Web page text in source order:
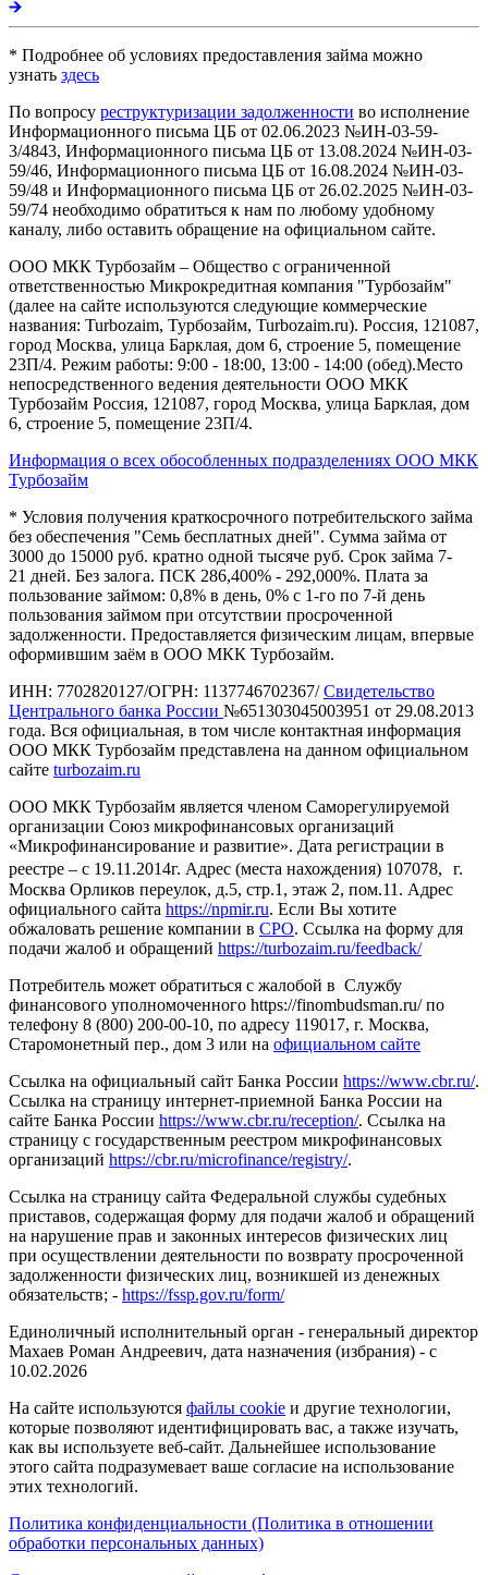
* Подробнее об условиях предоставления займа можно
узнать здесь
По вопросу реструктуризации задолженности во исполнение
Информационного письма ЦБ от 02.06.2023 №ИН-03-59-
3/4843, Информационного письма ЦБ от 13.08.2024 №ИН-03-
59/46, Информационного письма ЦБ от 16.08.2024 №ИН-03-
59/48 и Информационного письма ЦБ от 26.02.2025 №ИН-03-
59/74 необходимо обратиться к нам по любому удобному
каналу, либо оставить обращение на официальном сайте.
ООО МКК Турбозайм – Общество с ограниченной
ответственностью Микрокредитная компания "Турбозайм"
(далее на сайте используются следующие коммерческие
названия: Turbozaim, Турбозайм, Turbozaim.ru). Россия, 121087,
город Москва, улица Барклая, дом 6, строение 5, помещение
23П/4. Режим работы: 9:00 - 18:00, 13:00 - 14:00 (обед).Место
непосредственного ведения деятельности ООО МКК
Турбозайм Россия, 121087, город Москва, улица Барклая, дом
6, строение 5, помещение 23П/4.
Информация о всех обособленных подразделениях ООО МКК
Турбозайм
* Условия получения краткосрочного потребительского займа
без обеспечения "Семь бесплатных дней". Сумма займа от
3000 до 15000 руб. кратно одной тысяче руб. Срок займа 7-
21 дней. Без залога. ПСК 286,400% - 292,000%. Плата за
пользование займом: 0,8% в день, 0% с 1-го по 7-й день
пользования займом при отсутствии просроченной
задолженности. Предоставляется физическим лицам, впервые
оформившим заём в ООО МКК Турбозайм.
ИНН: 7702820127/ОГРН: 1137746702367/Свидетельство
Центрального банка России №651303045003951 от 29.08.2013
года. Вся официальная, в том числе контактная информация
ООО МКК Турбозайм представлена на данном официальном
сайте turbozaim.ru
ООО МКК Турбозайм является членом Саморегулируемой
организации Союз микрофинансовых организаций
«Микрофинансирование и развитие». Дата регистрации в
реестре – с 19.11.2014г. Адрес (места нахождения) 107078, г.
Москва Орликов переулок, д.5, стр.1, этаж 2, пом.11. Адрес
официального сайта https://npmir.ru. Если Вы хотите
обжаловать решение компании в СРО. Ссылка на форму для
подачи жалоб и обращений https://turbozaim.ru/feedback/
Потребитель может обратиться с жалобой в Службу
финансового уполномоченного https://finombudsman.ru/ по
телефону 8 (800) 200-00-10, по адресу 119017, г. Москва,
Старомонетный пер., дом 3 или на официальном сайте
Ссылка на официальный сайт Банка России https://www.cbr.ru/.
Ссылка на страницу интернет-приемной Банка России на
сайте Банка России https://www.cbr.ru/reception/. Ссылка на
страницу с государственным реестром микрофинансовых
организаций https://cbr.ru/microfinance/registry/.
Ссылка на страницу сайта Федеральной службы судебных
приставов, содержащая форму для подачи жалоб и обращений
на нарушение прав и законных интересов физических лиц
при осуществлении деятельности по возврату просроченной
задолженности физических лиц, возникшей из денежных
обязательств; - https://fssp.gov.ru/form/
Единоличный исполнительный орган - генеральный директор
Махаев Роман Андреевич, дата назначения (избрания) - с
10.02.2026
На сайте используются файлы cookie и другие технологии,
которые позволяют идентифицировать вас, а также изучать,
как вы используете веб-сайт. Дальнейшее использование
этого сайта подразумевает ваше согласие на использование
этих технологий.
Политика конфиденциальности (Политика в отношении
обработки персональных данных)